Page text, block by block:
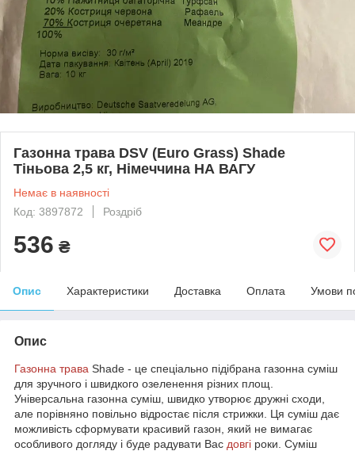
Газонна трава DSV (Euro Grass) Shade
Тіньова 2,5 кг, Німеччина НА ВАГУ
Немає в наявності
Код: 3897872
Роздріб
536 ₴
Опис Характеристики Доставка Оплата Умови
Опис
Газонна трава Shade - це спеціально підібрана газонна суміш
для зручного і швидкого озеленення різних площ.
Універсальна газонна суміш, швидко утворює дружні сходи,
але порівняно повільно відростає після стрижки. Ця суміш дає
можливість сформувати красивий газон, який не вимагає
особливого догляду і буде радувати Вас довгі роки. Суміш